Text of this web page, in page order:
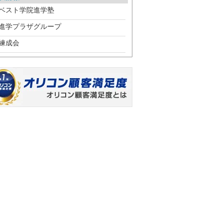
スト学院進学塾
学プラザグループ
成会